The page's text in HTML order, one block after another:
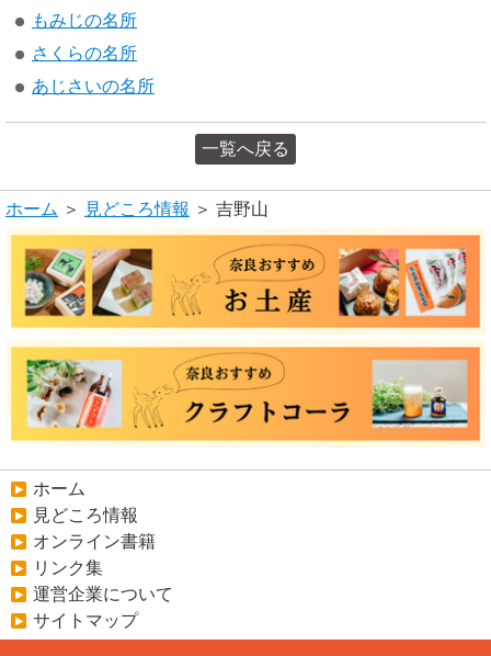
もみじの名所
さくらの名所
あじさいの名所
一覧へ戻る
ホーム ＞ 見どころ情報 ＞ 吉野山
ホーム
見どころ情報
オンライン書籍
リンク集
運営企業について
サイトマップ